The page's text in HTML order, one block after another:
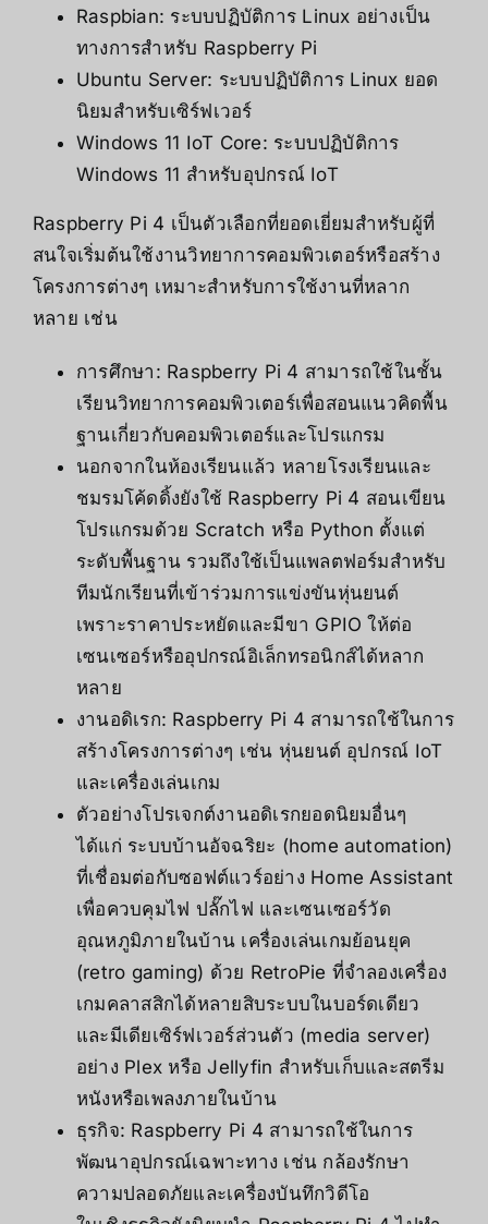
Raspbian: ระบบปฏิบัติการ Linux อย่างเป็น
ทางการสำหรับ Raspberry Pi
Ubuntu Server: ระบบปฏิบัติการ Linux ยอด
นิยมสำหรับเซิร์ฟเวอร์
Windows 11 IoT Core: ระบบปฏิบัติการ
Windows 11 สำหรับอุปกรณ์ IoT
Raspberry Pi 4 เป็นตัวเลือกที่ยอดเยี่ยมสำหรับผู้ที่
สนใจเริ่มต้นใช้งานวิทยาการคอมพิวเตอร์หรือสร้าง
โครงการต่างๆ เหมาะสำหรับการใช้งานที่หลาก
หลาย เช่น
การศึกษา: Raspberry Pi 4 สามารถใช้ในชั้น
เรียนวิทยาการคอมพิวเตอร์เพื่อสอนแนวคิดพื้น
ฐานเกี่ยวกับคอมพิวเตอร์และโปรแกรม
นอกจากในห้องเรียนแล้ว หลายโรงเรียนและ
ชมรมโค้ดดิ้งยังใช้ Raspberry Pi 4 สอนเขียน
โปรแกรมด้วย Scratch หรือ Python ตั้งแต่
ระดับพื้นฐาน รวมถึงใช้เป็นแพลตฟอร์มสำหรับ
ทีมนักเรียนที่เข้าร่วมการแข่งขันหุ่นยนต์
เพราะราคาประหยัดและมีขา GPIO ให้ต่อ
เซนเซอร์หรืออุปกรณ์อิเล็กทรอนิกส์ได้หลาก
หลาย
งานอดิเรก: Raspberry Pi 4 สามารถใช้ในการ
สร้างโครงการต่างๆ เช่น หุ่นยนต์ อุปกรณ์ IoT
และเครื่องเล่นเกม
ตัวอย่างโปรเจกต์งานอดิเรกยอดนิยมอื่นๆ
ได้แก่ ระบบบ้านอัจฉริยะ (home automation)
ที่เชื่อมต่อกับซอฟต์แวร์อย่าง Home Assistant
เพื่อควบคุมไฟ ปลั๊กไฟ และเซนเซอร์วัด
อุณหภูมิภายในบ้าน เครื่องเล่นเกมย้อนยุค
(retro gaming) ด้วย RetroPie ที่จำลองเครื่อง
เกมคลาสสิกได้หลายสิบระบบในบอร์ดเดียว
และมีเดียเซิร์ฟเวอร์ส่วนตัว (media server)
อย่าง Plex หรือ Jellyfin สำหรับเก็บและสตรีม
หนังหรือเพลงภายในบ้าน
ธุรกิจ: Raspberry Pi 4 สามารถใช้ในการ
พัฒนาอุปกรณ์เฉพาะทาง เช่น กล้องรักษา
ความปลอดภัยและเครื่องบันทึกวิดีโอ